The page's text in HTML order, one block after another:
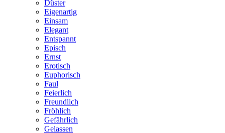
Düster
Eigenartig
Einsam
Elegant
Entspannt
Episch
Ernst
Erotisch
Euphorisch
Faul
Feierlich
Freundlich
Fröhlich
Gefährlich
Gelassen